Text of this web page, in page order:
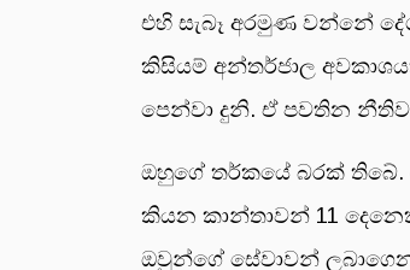
එහි සැබෑ අරමුණ වන්නේ
කිසියම් අන්තර්ජාල
පෙන්වා දුනි. ඒ පවතින
ඔහුගේ තර්කයේ බරක් තිබේ.
කියන කාන්තාවන් 11
ඔවුන්ගේ සේවාවන්